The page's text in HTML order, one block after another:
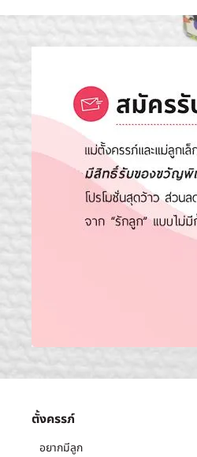
ตั้งครรภ์
อยากมีลูก